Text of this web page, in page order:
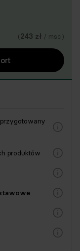
(243 zł / msc.)
przygotowany
produktów